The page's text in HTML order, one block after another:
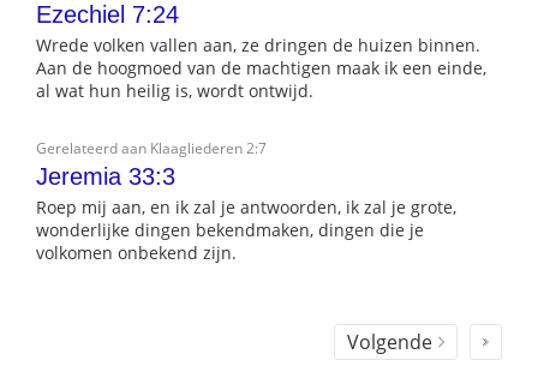
Ezechiel 7:24
Wrede volken vallen aan, ze dringen de huizen binnen.
Aan de hoogmoed van de machtigen maak ik een einde,
al wat hun heilig is, wordt ontwijd.
Gerelateerd aan Klaagliederen 2:7
Jeremia 33:3
Roep mij aan, en ik zal je antwoorden, ik zal je grote,
wonderlijke dingen bekendmaken, dingen die je
volkomen onbekend zijn.
Volgende